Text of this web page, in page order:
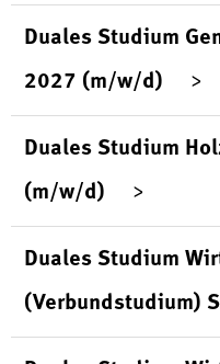
Duales Studium
2027 (m/w/d)
Duales Studium
(m/w/d)
Duales Studium
(Verbundstudium)